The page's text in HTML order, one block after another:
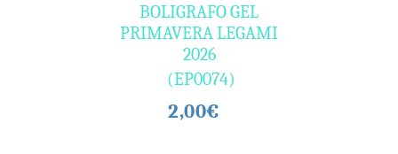
BOLIGRAFO GEL
PRIMAVERA LEGAMI
2026
(EP0074)
2,00€